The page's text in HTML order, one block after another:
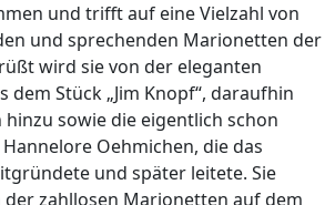
und trifft auf eine Vielzahl von
und sprechenden Marionetten der
wird sie von der eleganten
dem Stück „Jim Knopf“, daraufhin
sowie die eigentlich schon
Oehmichen, die das
und später leitete. Sie
der zahllosen Marionetten auf dem